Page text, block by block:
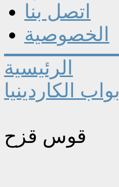
اتصل بنا
الخصوصية
الرئيسية
ابواب الكاردينيا
قوس قزح